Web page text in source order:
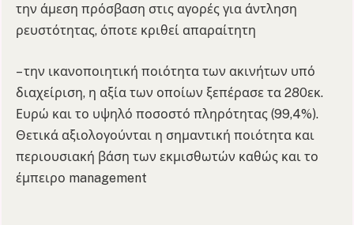
την άμεση πρόσβαση στις αγορές για άντληση
ρευστότητας, όποτε κριθεί απαραίτητη
– την ικανοποιητική ποιότητα των ακινήτων υπό
διαχείριση, η αξία των οποίων ξεπέρασε τα 280εκ.
Ευρώ και το υψηλό ποσοστό πληρότητας (99,4%).
Θετικά αξιολογούνται η σημαντική ποιότητα και
περιουσιακή βάση των εκμισθωτών καθώς και το
έμπειρο management